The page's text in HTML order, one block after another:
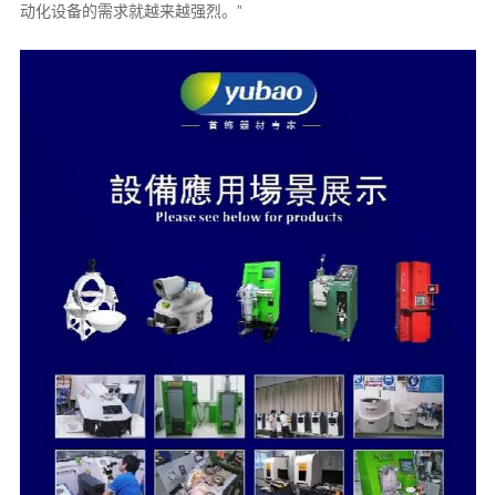
动化设备的需求就越来越强烈。”